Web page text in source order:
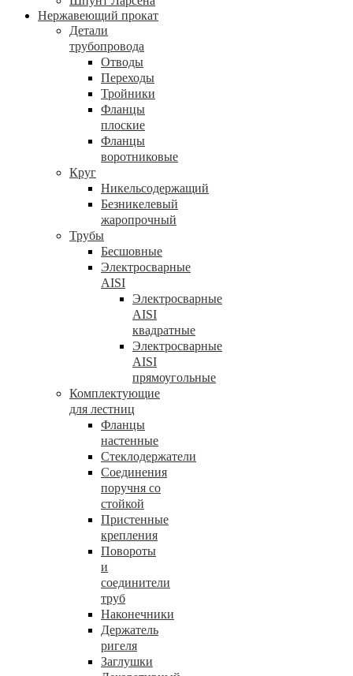
Нержавеющий прокат
Детали
трубопровода
Отводы
Переходы
Тройники
Фланцы
плоские
Фланцы
воротниковые
Круг
Никельсодержащий
Безникелевый
жаропрочный
Трубы
Бесшовные
Электросварные
AISI
Электросварные
AISI
квадратные
Электросварные
AISI
прямоугольные
Комплектующие
для лестниц
Фланцы
настенные
Стеклодержатели
Соединения
поручня со
стойкой
Пристенные
крепления
Повороты
и
соединители
труб
Наконечники
Держатель
ригеля
Заглушки